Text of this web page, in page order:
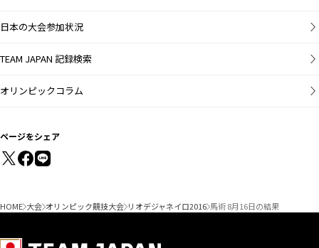
日本の大会参加状況
TEAM JAPAN 記録検索
オリンピックコラム
ページをシェア
HOME 大会 オリンピック競技大会 リオデジャネイロ2016 馬術 8月16日の結果